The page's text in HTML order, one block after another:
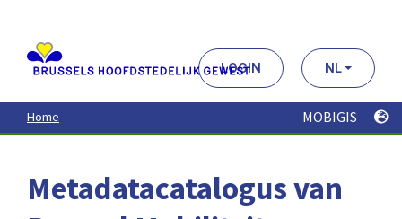
contenu
principal
LOGIN NL
Home MOBIGIS
Metadatacatalogus van